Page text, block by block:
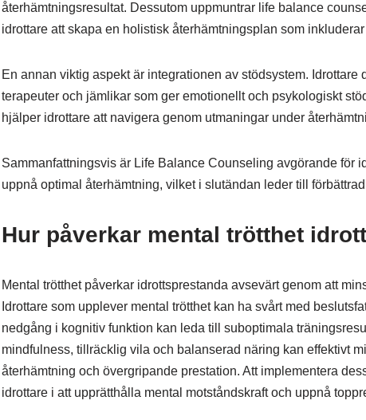
återhämtningsresultat. Dessutom uppmuntrar life balance
idrottare att skapa en holistisk återhämtningsplan som
En annan viktig aspekt är integrationen av stödsystem. Idrottare
terapeuter och jämlikar som ger emotionellt och psykologiskt
hjälper idrottare att navigera genom utmaningar under
Sammanfattningsvis är Life Balance Counseling avgörande för
uppnå optimal återhämtning, vilket i slutändan leder till
Hur påverkar mental trötthet
Mental trötthet påverkar idrottsprestanda avsevärt genom att
Idrottare som upplever mental trötthet kan ha svårt med
nedgång i kognitiv funktion kan leda till suboptimala
mindfulness, tillräcklig vila och balanserad näring kan effektivt
återhämtning och övergripande prestation. Att implementera
idrottare i att upprätthålla mental motståndskraft och uppnå